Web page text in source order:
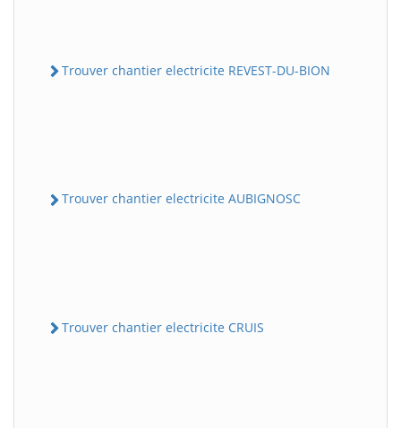
Trouver chantier electricite REVEST-DU-BION
Trouver chantier electricite AUBIGNOSC
Trouver chantier electricite CRUIS